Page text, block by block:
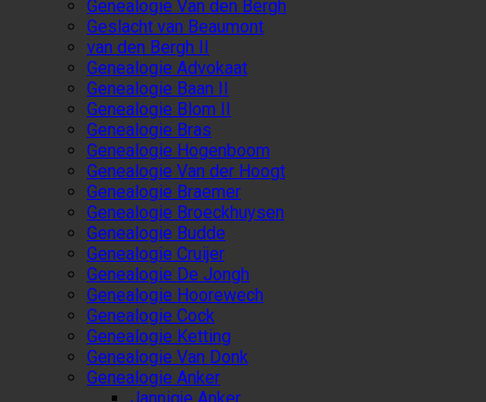
Genealogie Van den Bergh
Geslacht van Beaumont
van den Bergh II
Genealogie Advokaat
Genealogie Baan II
Genealogie Blom II
Genealogie Bras
Genealogie Hogenboom
Genealogie Van der Hoogt
Genealogie Braemer
Genealogie Broeckhuysen
Genealogie Budde
Genealogie Cruijer
Genealogie De Jongh
Genealogie Hoorewech
Genealogie Cock
Genealogie Ketting
Genealogie Van Donk
Genealogie Anker